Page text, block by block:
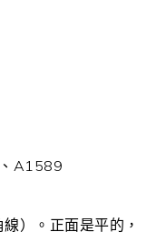
A1589
）。正面是平的，